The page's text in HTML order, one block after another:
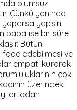
olumsuz
Çünkü yanında
yapsın
baba ise bir süre
Bütün
edebilmesi ve
empati kurarak
çok
üzerindeki
ortadan